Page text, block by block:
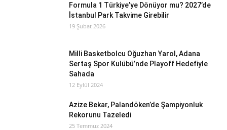
Formula 1 Türkiye’ye Dönüyor mu? 2027’de
İstanbul Park Takvime Girebilir
19 Şubat 2026
Milli Basketbolcu Oğuzhan Yarol, Adana
Sertaş Spor Kulübü’nde Playoff Hedefiyle
Sahada
12 Eylül 2024
Azize Bekar, Palandöken’de Şampiyonluk
Rekorunu Tazeledi
25 Temmuz 2024